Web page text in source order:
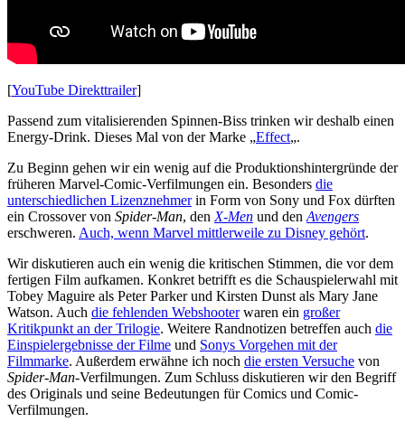
[YouTube Direkttrailer]
Passend zum vitalisierenden Spinnen-Biss trinken wir deshalb einen
Energy-Drink. Dieses Mal von der Marke „Effect„.
Zu Beginn gehen wir ein wenig auf die Produktionshintergründe der
früheren Marvel-Comic-Verfilmungen ein. Besonders die
unterschiedlichen Lizenznehmerin Form von Sony und Fox dürften
ein Crossover von Spider-Man, den X-Men und den Avengers
erschweren. Auch, wenn Marvel mittlerweile zu Disney gehört.
Wir diskutieren auch ein wenig die kritischen Stimmen, die vor dem
fertigen Film aufkamen. Konkret betrifft es die Schauspielerwahl mit
Tobey Maguire als Peter Parker und Kirsten Dunst als Mary Jane
Watson. Auch die fehlenden Webshooterwaren ein großer
Kritikpunkt an der Trilogie. Weitere Randnotizen betreffen auch die
Einspielergebnisse der Filme und Sonys Vorgehen mit der
Filmmarke. Außerdem erwähne ich noch die ersten Versuche von
Spider-Man-Verfilmungen. Zum Schluss diskutieren wir den Begriff
des Originals und seine Bedeutungen für Comics und Comic-
Verfilmungen.